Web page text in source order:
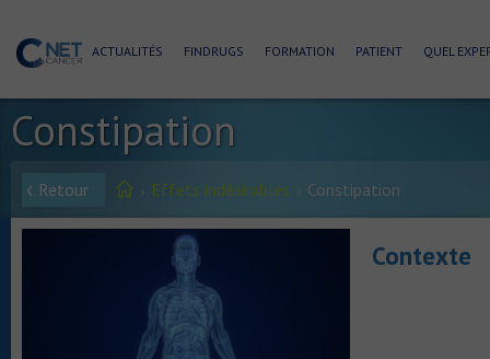
ACTUALITÉS FINDRUGS FORMATION PATIENT QUEL
Constipation
Retour Effets indésirables Constipation
Contexte